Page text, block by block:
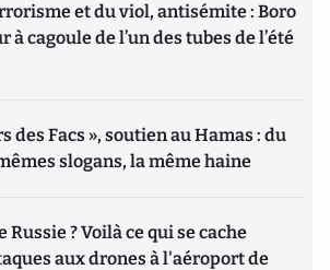
et du viol, antisémite : Boro
à cagoule de l’un des tubes de l’été
des Facs », soutien au Hamas : du
slogans, la même haine
Russie ? Voilà ce qui se cache
aux drones à l'aéroport de